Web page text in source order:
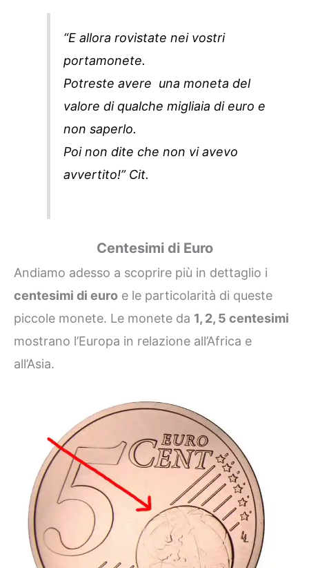
“E allora rovistate nei vostri
portamonete.
Potreste avere una moneta del
valore di qualche migliaia di euro e
non saperlo.
Poi non dite che non vi avevo
avvertito!” Cit.
Centesimi di Euro
Andiamo adesso a scoprire più in dettaglio i
centesimi di euro e le particolarità di queste
piccole monete. Le monete da 1, 2, 5 centesimi
mostrano l’Europa in relazione all’Africa e
all’Asia.